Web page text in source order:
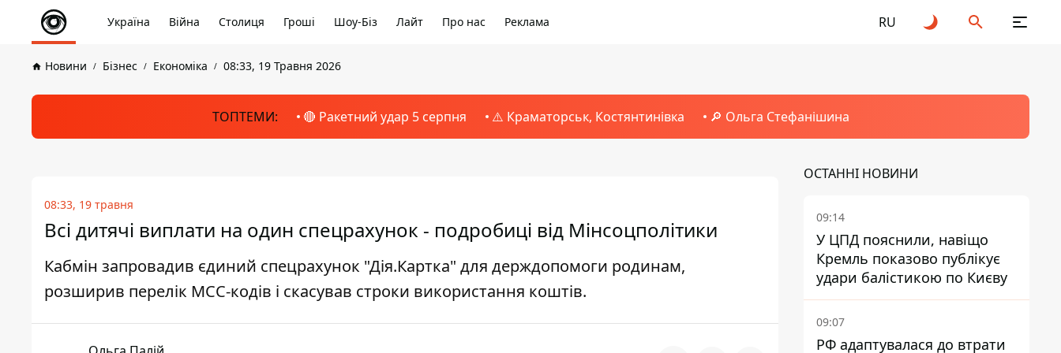
Україна Війна Столиця Гроші Шоу-Біз Лайт Про нас Реклама RU
Новини Бізнес Економіка 08:33, 19 Травня 2026
ТОПТЕМИ: 🔴 Ракетний удар 5 серпня ⚠️ Краматорськ, Костянтинівка 🔎 Ольга Стефанішина
08:33, 19 травня
Всі дитячі виплати на один спецрахунок - подробиці від Мінсоцполітики
Кабмін запровадив єдиний спецрахунок "Дія.Картка" для держдопомоги родинам,
розширив перелік МСС-кодів і скасував строки використання коштів.
ОСТАННІ НОВИНИ
09:14
У ЦПД пояснили, навіщо
Кремль показово публікує
удари балістикою по Києву
09:07
РФ адаптувалася до втрати